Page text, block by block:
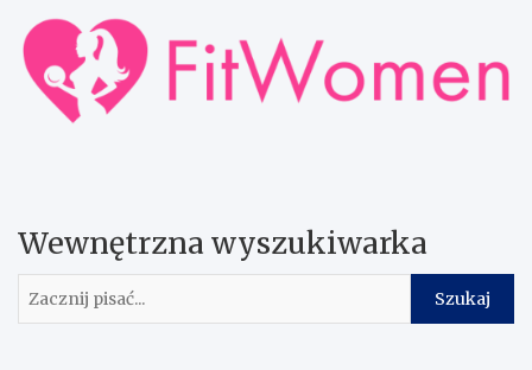
Wewnętrzna wyszukiwarka
Szukaj